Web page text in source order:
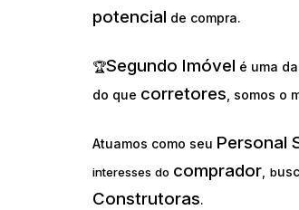
potencial de compra.
🏆Segundo Imóvel é uma
do que corretores , somos o
Atuamos como seu Personal
interesses do comprador b
Construtoras.